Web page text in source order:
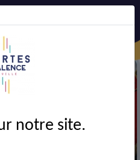
notre site.